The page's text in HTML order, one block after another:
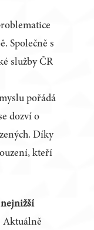
Společně s
služby ČR
pořádá
dozví o
Díky
kteří
nejnižší
Aktuálně